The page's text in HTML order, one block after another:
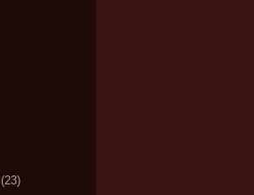
(23)